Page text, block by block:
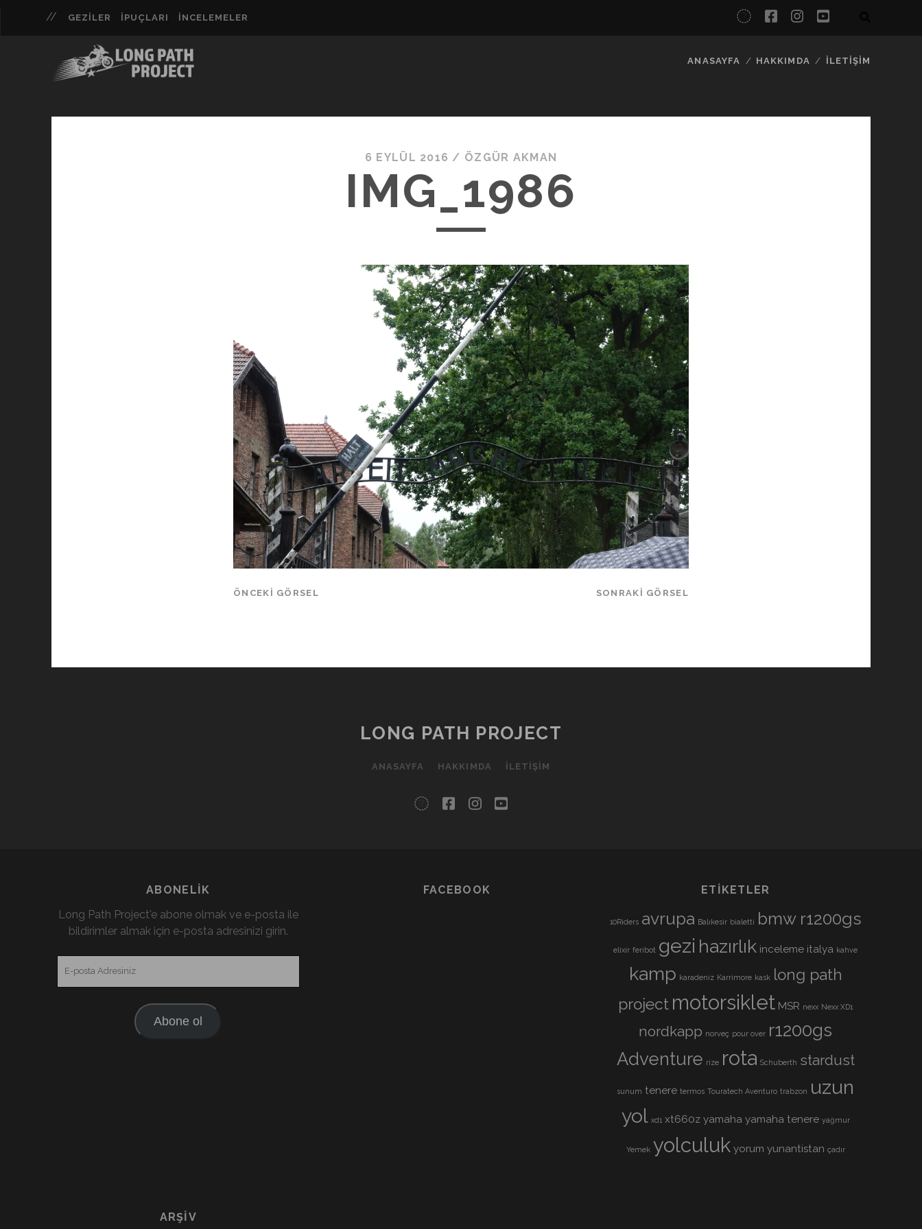
GEZILER İPUÇLARI İNCELEMELER twitterfacebookinstagram
youtube
ANASAYFA HAKKIMDA İLETIŞIM
6 EYLÜL 2016 / ÖZGÜR AKMAN
IMG_1986
ÖNCEKI GÖRSEL SONRAKI GÖRSEL
LONG PATH PROJECT
ANASAYFA HAKKIMDA İLETIŞIM
twitterfacebookinstagram
youtube
ABONELIK
Long Path Project'e abone olmak ve e-posta ile
bildirimler almak için e-posta adresinizi girin.
posta
Abone ol
FACEBOOK ETIKETLER
10Riders avrupa Balıkesir bialetti bmw r1200gs
elixir feribot gezi hazırlık inceleme italya kahve
kamp karadeniz Karrimore kask long path
project motorsiklet MSR nexx Nexx XD1
nordkapp norveç pour over r1200gs
Adventure rize rota Schuberth stardust
sunum tenere termos Touratech Aventuro trabzon uzun
yol xd1 xt660z yamaha yamaha tenere yağmur
Yemek yolculuk yorum yunantistan çadır
ARŞIV